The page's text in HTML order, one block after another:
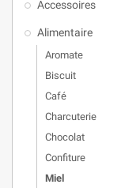
Accessoires
Alimentaire
Aromate
Biscuit
Café
Charcuterie
Chocolat
Confiture
Miel